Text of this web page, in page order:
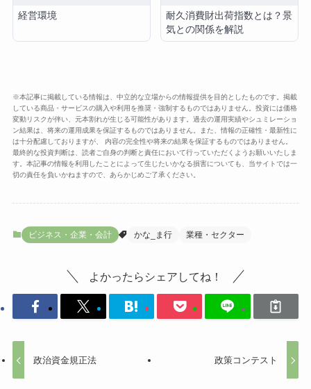
経営環境
耐久消費財出荷指数とは？景
気との関係を解説
※本記事に掲載している情報は、中立的な立場からの情報提供を目的としたものです。掲載
している商品・サービスの購入や利用を推奨・強制するものではありません。投資には価格
変動リスクが伴い、元本割れが生じる可能性があります。過去の運用実績やシュミレーショ
ン結果は、将来の運用成果を保証するものではありません。また、情報の正確性・最新性に
は十分配慮しておりますが、 内容の完全性や将来の結果を保証するものではありません。
最終的な投資判断は、読者ご自身の判断と責任において行っていただくようお願いいたしま
す。本記事の情報を利用したことによって生じたいかなる損害についても、当サイトでは一
切の責任を負いかねますので、あらかじめご了承ください。
ビジネス・企業・会計 かな_ま行 業種・セクター
よかったらシェアしてね！
政治資金規正法 政策コンテスト